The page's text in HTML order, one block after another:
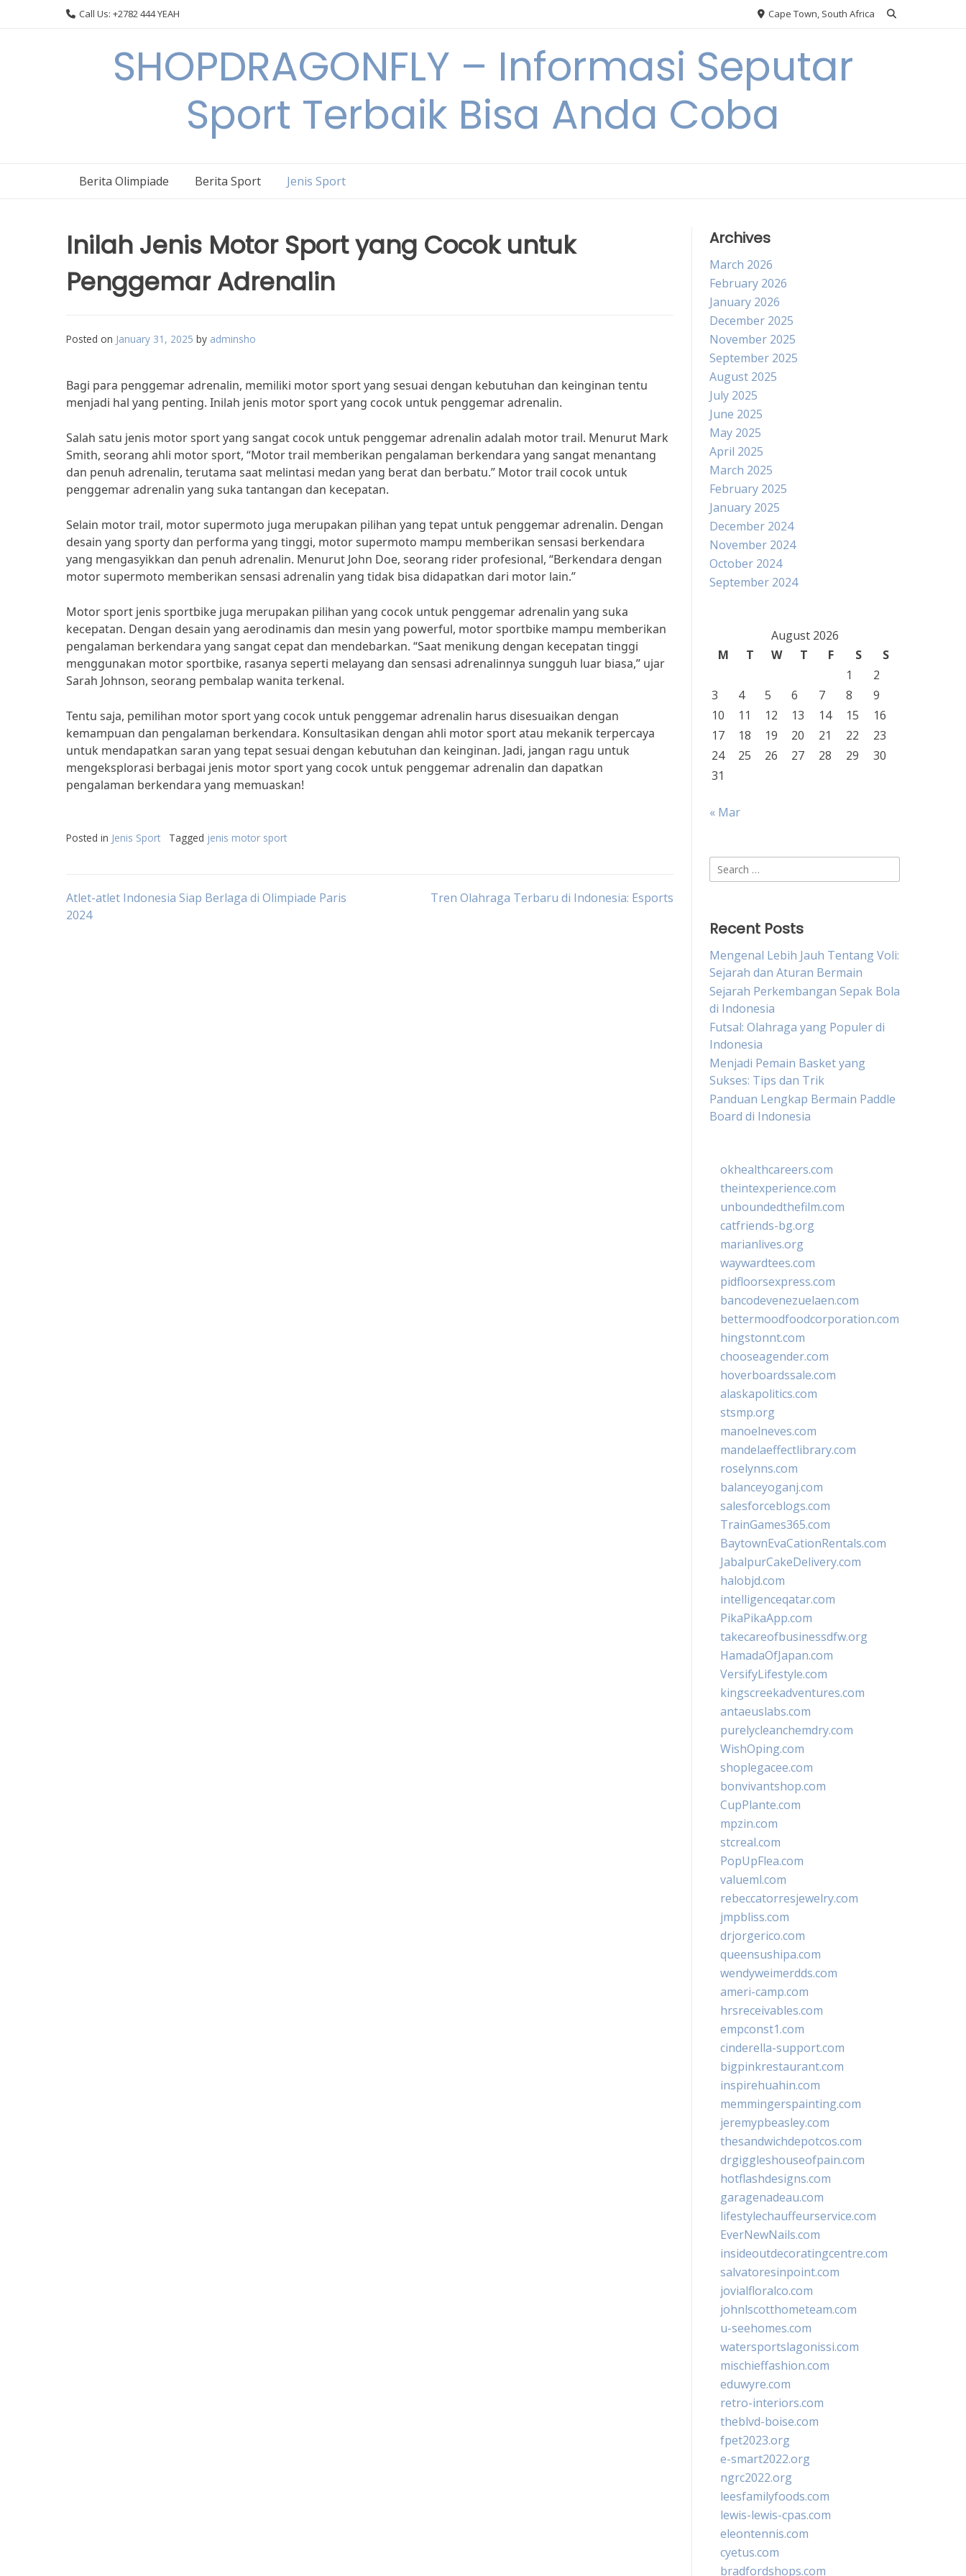
Call Us: +2782 444 YEAH Cape Town, South Africa
SHOPDRAGONFLY – Informasi Seputar
Sport Terbaik Bisa Anda Coba
Berita Olimpiade Berita Sport Jenis Sport
Inilah Jenis Motor Sport yang Cocok untuk
Penggemar Adrenalin
Posted on January 31, 2025 by adminsho
Bagi para penggemar adrenalin, memiliki motor sport yang sesuai dengan kebutuhan dan keinginan tentu
menjadi hal yang penting. Inilah jenis motor sport yang cocok untuk penggemar adrenalin.
Salah satu jenis motor sport yang sangat cocok untuk penggemar adrenalin adalah motor trail. Menurut Mark
Smith, seorang ahli motor sport, “Motor trail memberikan pengalaman berkendara yang sangat menantang
dan penuh adrenalin, terutama saat melintasi medan yang berat dan berbatu.” Motor trail cocok untuk
penggemar adrenalin yang suka tantangan dan kecepatan.
Selain motor trail, motor supermoto juga merupakan pilihan yang tepat untuk penggemar adrenalin. Dengan
desain yang sporty dan performa yang tinggi, motor supermoto mampu memberikan sensasi berkendara
yang mengasyikkan dan penuh adrenalin. Menurut John Doe, seorang rider profesional, “Berkendara dengan
motor supermoto memberikan sensasi adrenalin yang tidak bisa didapatkan dari motor lain.”
Motor sport jenis sportbike juga merupakan pilihan yang cocok untuk penggemar adrenalin yang suka
kecepatan. Dengan desain yang aerodinamis dan mesin yang powerful, motor sportbike mampu memberikan
pengalaman berkendara yang sangat cepat dan mendebarkan. “Saat menikung dengan kecepatan tinggi
menggunakan motor sportbike, rasanya seperti melayang dan sensasi adrenalinnya sungguh luar biasa,” ujar
Sarah Johnson, seorang pembalap wanita terkenal.
Tentu saja, pemilihan motor sport yang cocok untuk penggemar adrenalin harus disesuaikan dengan
kemampuan dan pengalaman berkendara. Konsultasikan dengan ahli motor sport atau mekanik terpercaya
untuk mendapatkan saran yang tepat sesuai dengan kebutuhan dan keinginan. Jadi, jangan ragu untuk
mengeksplorasi berbagai jenis motor sport yang cocok untuk penggemar adrenalin dan dapatkan
pengalaman berkendara yang memuaskan!
Posted in Jenis Sport Tagged jenis motor sport
Post
Atlet-atlet Indonesia Siap Berlaga di Olimpiade Paris
2024
Tren Olahraga Terbaru di Indonesia: Esports
Archives
March 2026
February 2026
January 2026
December 2025
November 2025
September 2025
August 2025
July 2025
June 2025
May 2025
April 2025
March 2025
February 2025
January 2025
December 2024
November 2024
October 2024
September 2024
August 2026
M
T W T F S
S
1
2
3
4 5 6 7 8
9
10
11 12 13 14 15
16
17
18 19 20 21 22
23
24
25 26 27 28 29
30
31
« Mar
Search
for:
Recent Posts
Mengenal Lebih Jauh Tentang Voli:
Sejarah dan Aturan Bermain
Sejarah Perkembangan Sepak Bola
di Indonesia
Futsal: Olahraga yang Populer di
Indonesia
Menjadi Pemain Basket yang
Sukses: Tips dan Trik
Panduan Lengkap Bermain Paddle
Board di Indonesia
okhealthcareers.com
theintexperience.com
unboundedthefilm.com
catfriends-bg.org
marianlives.org
waywardtees.com
pidfloorsexpress.com
bancodevenezuelaen.com
bettermoodfoodcorporation.com
hingstonnt.com
chooseagender.com
hoverboardssale.com
alaskapolitics.com
stsmp.org
manoelneves.com
mandelaeffectlibrary.com
roselynns.com
balanceyoganj.com
salesforceblogs.com
TrainGames365.com
BaytownEvaCationRentals.com
JabalpurCakeDelivery.com
halobjd.com
intelligenceqatar.com
PikaPikaApp.com
takecareofbusinessdfw.org
HamadaOfJapan.com
VersifyLifestyle.com
kingscreekadventures.com
antaeuslabs.com
purelycleanchemdry.com
WishOping.com
shoplegacee.com
bonvivantshop.com
CupPlante.com
mpzin.com
stcreal.com
PopUpFlea.com
valueml.com
rebeccatorresjewelry.com
jmpbliss.com
drjorgerico.com
queensushipa.com
wendyweimerdds.com
ameri-camp.com
hrsreceivables.com
empconst1.com
cinderella-support.com
bigpinkrestaurant.com
inspirehuahin.com
memmingerspainting.com
jeremypbeasley.com
thesandwichdepotcos.com
drgiggleshouseofpain.com
hotflashdesigns.com
garagenadeau.com
lifestylechauffeurservice.com
EverNewNails.com
insideoutdecoratingcentre.com
salvatoresinpoint.com
jovialfloralco.com
johnlscotthometeam.com
u-seehomes.com
watersportslagonissi.com
mischieffashion.com
eduwyre.com
retro-interiors.com
theblvd-boise.com
fpet2023.org
e-smart2022.org
ngrc2022.org
leesfamilyfoods.com
lewis-lewis-cpas.com
eleontennis.com
cyetus.com
bradfordshops.com